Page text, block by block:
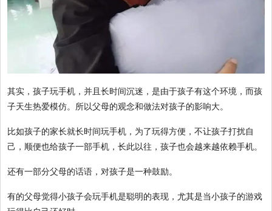
其实，孩子玩手机，并且长时间沉迷，是由于孩子有这个环境，而孩
子天生热爱模仿。所以父母的观念和做法对孩子的影响大。
比如孩子的家长就长时间玩手机，为了玩得方便，不让孩子打扰自
己，顺便也给孩子一部手机，长此以往，孩子也会越来越依赖手机。
还有一部分父母的话语，对孩子是一种鼓励。
有的父母觉得小孩子会玩手机是聪明的表现，尤其是当小孩子的游戏